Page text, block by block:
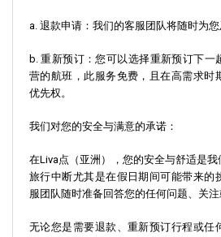
a. 退款申请： 我们的客服团队将随时为您
b.重新预订：您可以选择重新预订下一
营的航班，此服务免费，且在高需求时
优先权。
我们对您的安全与满意的承诺：
在Liva点（亚洲），您的安全与舒适是
旅行中断尤其是在假日期间可能带来的
服团队随时准备回答您的任何问题、关注
无论您是需要退款、重新预订行程或任